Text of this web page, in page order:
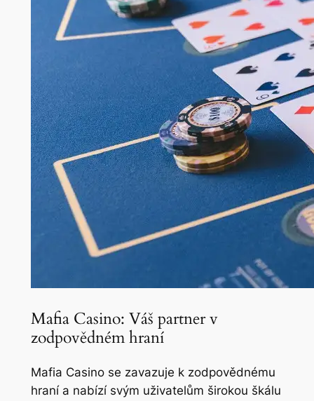
Mafia Casino: Váš partner v
zodpovědném hraní
Mafia Casino se zavazuje k zodpovědnému
hraní a nabízí svým uživatelům širokou škálu